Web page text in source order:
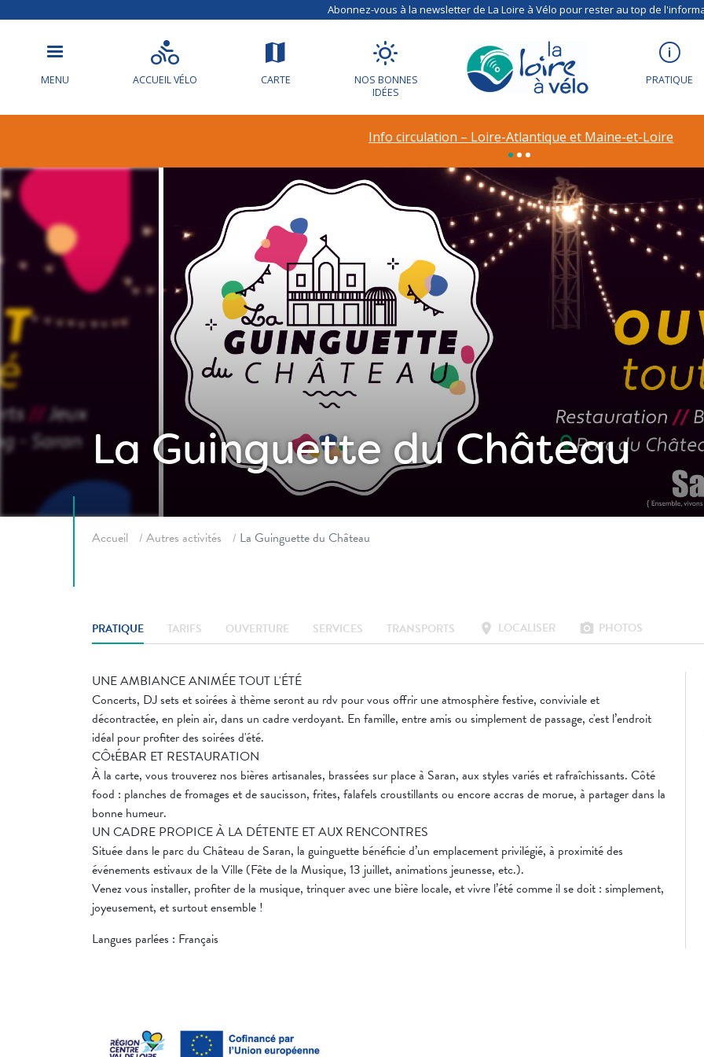
Abonnez-vous à la newsletter de La Loire à Vélo pour rester au top de
MENU ACCUEIL VÉLO CARTE
NOS BONNES
IDÉES
PRATIQUE
Info circulation – Loire-Atlantique et Maine-et-Loire
La Guinguette du Château
Accueil Autres activités La Guinguette du Château
PRATIQUE TARIFS OUVERTURE SERVICES TRANSPORTS location_on LOCALISER photo_camera PHOTOS
UNE AMBIANCE ANIMÉE TOUT L'ÉTÉ
Concerts, DJ sets et soirées à thème seront au rdv pour vous offrir une atmosphère festive, conviviale et
décontractée, en plein air, dans un cadre verdoyant. En famille, entre amis ou simplement de passage, c'est l’endroit
idéal pour profiter des soirées d'été.
CÔtÉBAR ET RESTAURATION
À la carte, vous trouverez nos bières artisanales, brassées sur place à Saran, aux styles variés et rafraîchissants. Côté
food : planches de fromages et de saucisson, frites, falafels croustillants ou encore accras de morue, à partager dans la
bonne humeur.
UN CADRE PROPICE À LA DÉTENTE ET AUX RENCONTRES
Située dans le parc du Château de Saran, la guinguette bénéficie d’un emplacement privilégié, à proximité des
événements estivaux de la Ville (Fête de la Musique, 13 juillet, animations jeunesse, etc.).
Venez vous installer, profiter de la musique, trinquer avec une bière locale, et vivre l’été comme il se doit : simplement,
joyeusement, et surtout ensemble !
Langues parlées : Français